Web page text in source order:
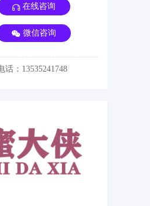
在线咨询
微信咨询
话：13535241748